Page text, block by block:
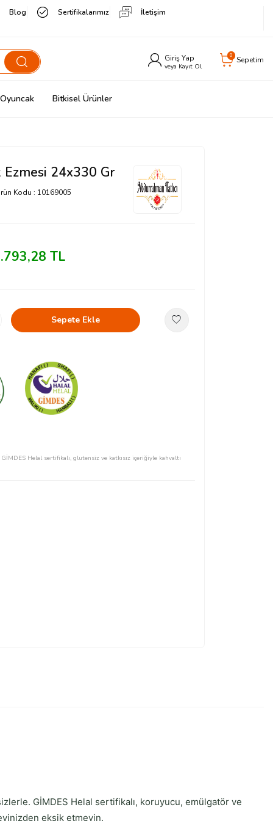
Blog Sertifikalarımız İletişim
Giriş Yap
veya Kayıt Ol
0 Sepetim
Bitkisel Ürünler
Ezmesi 24x330 Gr
Kodu : 10169005
TL
Sepete Ekle
GİMDES Helal sertifikalı, glutensiz ve katkısız içeriğiyle kahvaltı
GİMDES Helal sertifikalı, koruyucu, emülgatör ve
eksik etmeyin.